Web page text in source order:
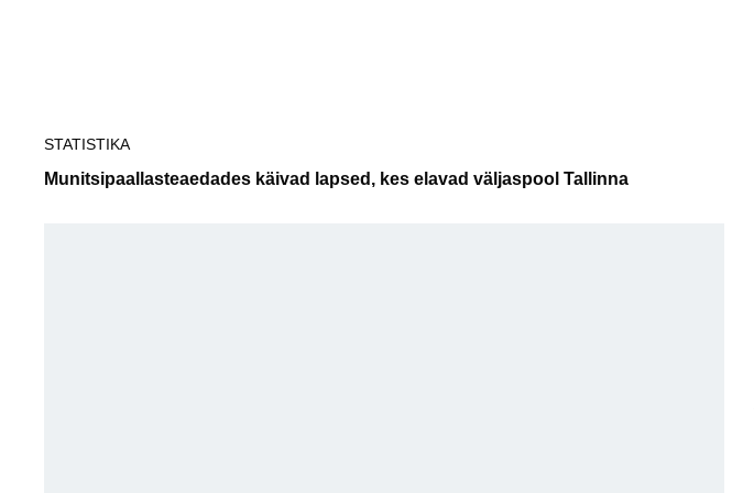
STATISTIKA
Munitsipaallasteaedades käivad lapsed, kes elavad väljaspool Tallinna